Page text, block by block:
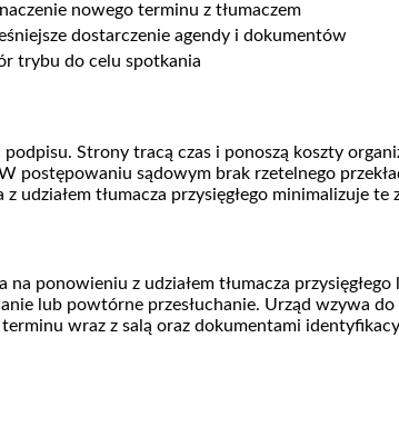
nowego terminu z tłumaczem
dostarczenie agendy i dokumentów
trybu do celu spotkania
Strony tracą czas i ponoszą koszty
postępowaniu sądowym brak rzetelnego
tłumacza przysięgłego minimalizuje
ponowieniu z udziałem tłumacza
lub powtórne przesłuchanie. Urząd wzywa
wraz z salą oraz dokumentami